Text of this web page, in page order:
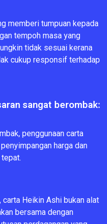
memberi tumpuan kepada
tempoh masa yang
tidak sesuai kerana
cukup responsif terhadap
sangat berombak:
penggunaan carta
harga dan
Heikin Ashi bukan alat
bersama dengan